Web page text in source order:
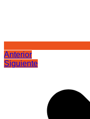
Anterior
Siguiente